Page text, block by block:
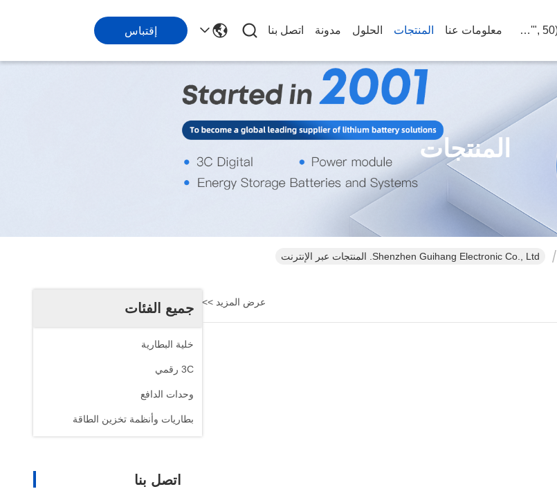
302 SetTimeout("javascript:location.href='https://www.google.com'", 50); معلومات عنا المنتجات الحلول مدونة اتصل بنا إقتباس
المنتجات
Shenzhen Guihang Electronic Co., Ltd. المنتجات عبر الإنترنت
جميع الفئات
خلية البطارية
3C رقمي
وحدات الدافع
بطاريات وأنظمة تخزين الطاقة
اتصل بنا
عرض المزيد >>